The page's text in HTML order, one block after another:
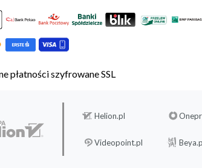
płatności szyfrowane SSL
Helion.pl
Videopoint.pl